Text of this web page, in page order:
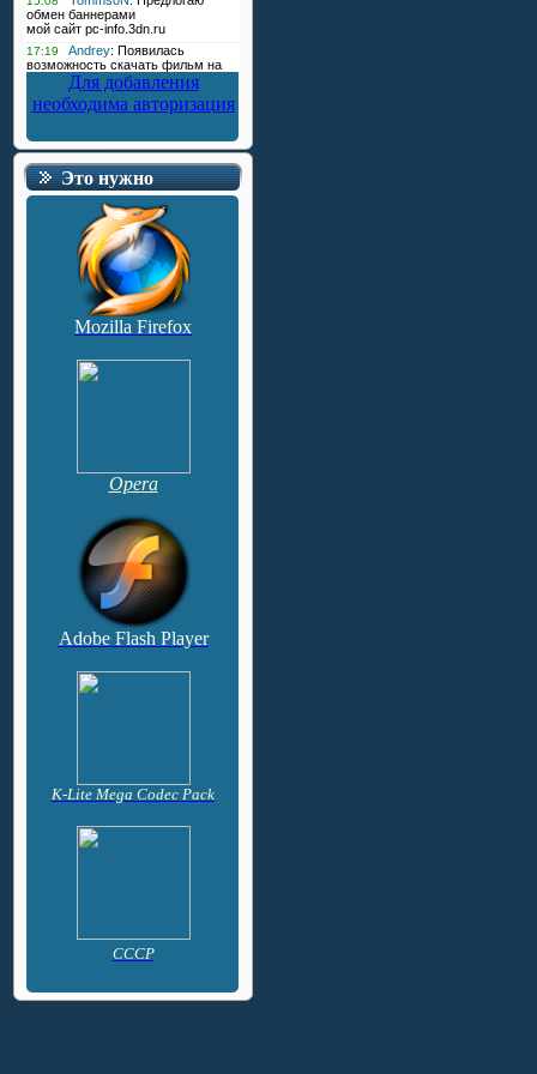
Для добавления
необходима авторизация
Это нужно
Mozilla Firefox
Opera
Adobe Flash Player
K-Lite Mega Codec Pack
CCCP